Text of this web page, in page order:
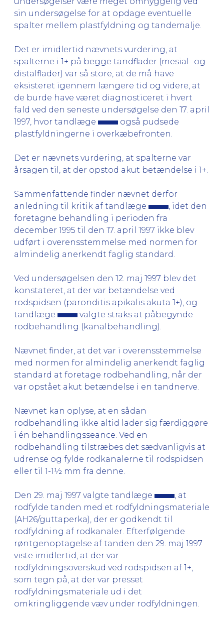
sin undersøgelse for at opdage eventuelle
spalter mellem plastfyldning og tandemalje.
Det er imidlertid nævnets vurdering, at
spalterne i 1+ på begge tandflader (mesial- og
distalflader) var så store, at de må have
eksisteret igennem længere tid og videre, at
de burde have været diagnosticeret i hvert
fald ved den seneste undersøgelse den 17. april
1997, hvor tandlæge
også pudsede
plastfyldningerne i overkæbefronten.
Det er nævnets vurdering, at spalterne var
årsagen til, at der opstod akut betændelse i 1+.
Sammenfattende finder nævnet derfor
anledning til kritik af tandlæge
, idet den
foretagne behandling i perioden fra
december 1995 til den 17. april 1997 ikke blev
udført i overensstemmelse med normen for
almindelig anerkendt faglig standard.
Ved undersøgelsen den 12. maj 1997 blev det
konstateret, at der var betændelse ved
rodspidsen (paronditis apikalis akuta 1+), og
tandlæge
valgte straks at påbegynde
rodbehandling (kanalbehandling).
Nævnet finder, at det var i overensstemmelse
med normen for almindelig anerkendt faglig
standard at foretage rodbehandling, når der
var opstået akut betændelse i en tandnerve.
Nævnet kan oplyse, at en sådan
rodbehandling ikke altid lader sig færdiggøre
i én behandlingsseance. Ved en
rodbehandling tilstræbes det sædvanligvis at
udrense og fylde rodkanalerne til rodspidsen
eller til 1-1½ mm fra denne.
Den 29. maj 1997 valgte tandlæge
, at
rodfylde tanden med et rodfyldningsmateriale
(AH26/guttaperka), der er godkendt til
rodfyldning af rodkanaler. Efterfølgende
røntgenoptagelse af tanden den 29. maj 1997
viste imidlertid, at der var
rodfyldningsoverskud ved rodspidsen af 1+,
som tegn på, at der var presset
rodfyldningsmateriale ud i det
omkringliggende væv under rodfyldningen.